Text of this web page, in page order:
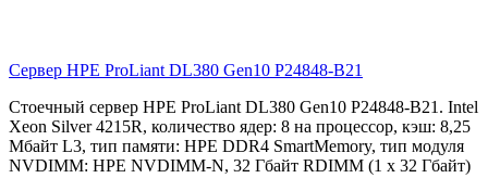
Сервер HPE ProLiant DL380 Gen10 P24848-B21
Стоечный сервер HPE ProLiant DL380 Gen10 P24848-B21. Intel
Xeon Silver 4215R, количество ядер: 8 на процессор, кэш: 8,25
Мбайт L3, тип памяти: HPE DDR4 SmartMemory, тип модуля
NVDIMM: HPE NVDIMM-N, 32 Гбайт RDIMM (1 x 32 Гбайт)